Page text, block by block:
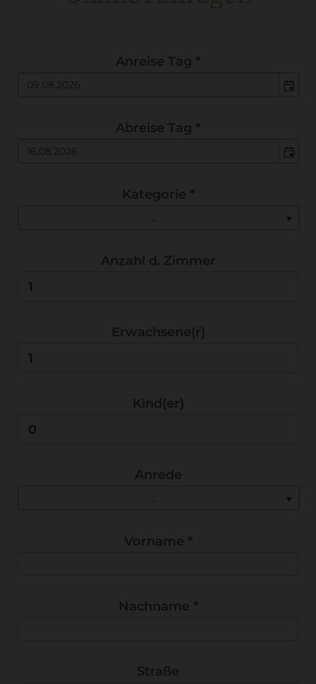
Anreise Tag *
Abreise Tag *
Kategorie *
...
Anzahl d. Zimmer
Erwachsene(r)
Kind(er)
Anrede
...
Vorname *
Nachname *
Straße